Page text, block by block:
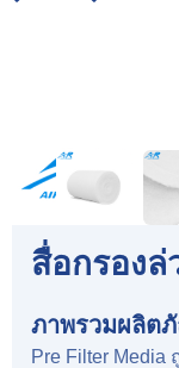
สื่อกรองล่
ภาพรวมผลิต
Pre Filter